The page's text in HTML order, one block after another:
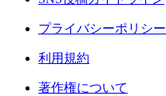
プライバシーポリシー
利用規約
著作権について